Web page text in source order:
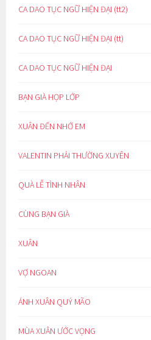
CA DAO TỤC NGỮ HIỆN ĐẠI (tt2)
CA DAO TỤC NGỮ HIỆN ĐẠI (tt)
CA DAO TỤC NGỮ HIỆN ĐẠI
BẠN GIÀ HỌP LỚP
XUÂN ĐẾN NHỚ EM
VALENTIN PHẢI THƯỜNG XUYÊN
QUÀ LỄ TÌNH NHÂN
CÙNG BẠN GIÀ
XUÂN
VỢ NGOAN
ÁNH XUÂN QUÝ MÃO
MÙA XUÂN ƯỚC VỌNG